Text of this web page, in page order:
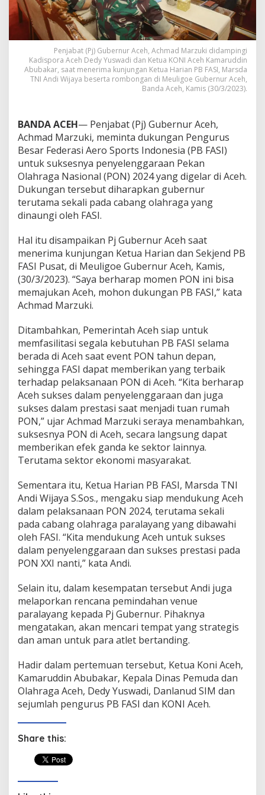
I
D
u
k
u
n
g
P
0
2
d
i
A
c
e
h
Penjabat (Pj) Gubernur Aceh, Achmad Marzuki didampingi
Kadispora Aceh Dedy Yuswadi dan Ketua KONI Aceh Kamaruddin
Abubakar, saat menerima kunjungan Ketua Harian PB FASI, Marsda
TNI Andi Wijaya beserta rombongan di Meuligoe Gubernur Aceh,
Banda Aceh, Kamis (30/3/2023).
BANDA ACEH— Penjabat (Pj) Gubernur Aceh,
Achmad Marzuki, meminta dukungan Pengurus
Besar Federasi Aero Sports Indonesia (PB FASI)
untuk suksesnya penyelenggaraan Pekan
Olahraga Nasional (PON) 2024 yang digelar di Aceh.
Dukungan tersebut diharapkan gubernur
terutama sekali pada cabang olahraga yang
dinaungi oleh FASI.
Hal itu disampaikan Pj Gubernur Aceh saat
menerima kunjungan Ketua Harian dan Sekjend PB
FASI Pusat, di Meuligoe Gubernur Aceh, Kamis,
(30/3/2023). “Saya berharap momen PON ini bisa
memajukan Aceh, mohon dukungan PB FASI,” kata
Achmad Marzuki.
Ditambahkan, Pemerintah Aceh siap untuk
memfasilitasi segala kebutuhan PB FASI selama
berada di Aceh saat event PON tahun depan,
sehingga FASI dapat memberikan yang terbaik
terhadap pelaksanaan PON di Aceh. “Kita berharap
Aceh sukses dalam penyelenggaraan dan juga
sukses dalam prestasi saat menjadi tuan rumah
PON,” ujar Achmad Marzuki seraya menambahkan,
suksesnya PON di Aceh, secara langsung dapat
memberikan efek ganda ke sektor lainnya.
Terutama sektor ekonomi masyarakat.
Sementara itu, Ketua Harian PB FASI, Marsda TNI
Andi Wijaya S.Sos., mengaku siap mendukung Aceh
dalam pelaksanaan PON 2024, terutama sekali
pada cabang olahraga paralayang yang dibawahi
oleh FASI. “Kita mendukung Aceh untuk sukses
dalam penyelenggaraan dan sukses prestasi pada
PON XXI nanti,” kata Andi.
Selain itu, dalam kesempatan tersebut Andi juga
melaporkan rencana pemindahan venue
paralayang kepada Pj Gubernur. Pihaknya
mengatakan, akan mencari tempat yang strategis
dan aman untuk para atlet bertanding.
Hadir dalam pertemuan tersebut, Ketua Koni Aceh,
Kamaruddin Abubakar, Kepala Dinas Pemuda dan
Olahraga Aceh, Dedy Yuswadi, Danlanud SIM dan
sejumlah pengurus PB FASI dan KONI Aceh.
Share this: